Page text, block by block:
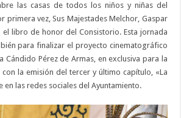
las casas de todos los niños y niñas del
primera vez, Sus Majestades Melchor, Gaspar
libro de honor del Consistorio. Esta jornada
para finalizar el proyecto cinematográfico
Cándido Pérez de Armas, en exclusiva para la
con la emisión del tercer y último capítulo, «La
en las redes sociales del Ayuntamiento.